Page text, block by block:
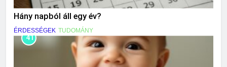
Hány napból áll egy év?
ÉRDESSÉGEK TUDOMÁNY
41